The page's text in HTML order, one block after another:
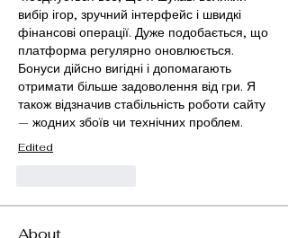
вибір ігор, зручний інтерфейс і швидкі
фінансові операції. Дуже подобається, що
платформа регулярно оновлюється.
Бонуси дійсно вигідні і допомагають
отримати більше задоволення від гри. Я
також відзначив стабільність роботи сайту
— жодних збоїв чи технічних проблем.
Edited
About